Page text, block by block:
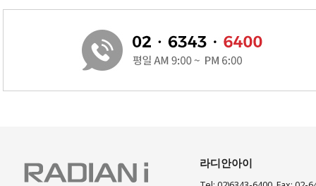
라디안아이